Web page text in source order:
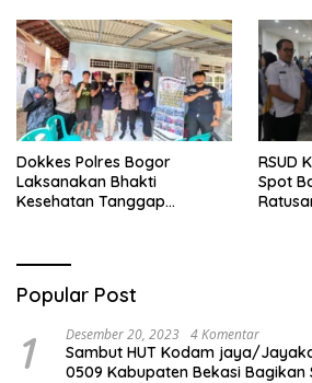
Perawatan Maksimal
Se-
Dokkes Polres Bogor
Laksanakan Bhakti
Kesehatan Tanggap
RSUD
Spot
Popular Post
1 Desember 20, 2023 4 Komentar
Sambut HUT Kodam jaya/
0509 Kabupaten Bekasi Bagikan